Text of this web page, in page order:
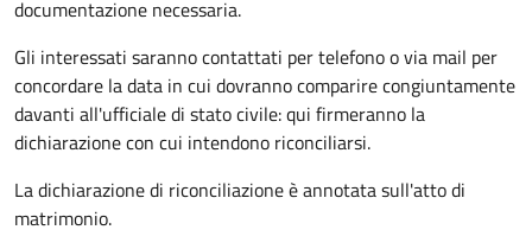
documentazione necessaria.
Gli interessati saranno contattati per telefono o via mail per
concordare la data in cui dovranno comparire congiuntamente
davanti all'ufficiale di stato civile: qui firmeranno la
dichiarazione con cui intendono riconciliarsi.
La dichiarazione di riconciliazione è annotata sull'atto di
matrimonio.